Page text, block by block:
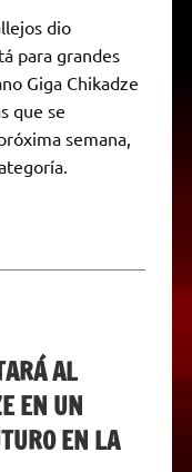
dio
para grandes
Giga Chikadze
que se
semana,
AL
EN UN
EN LA